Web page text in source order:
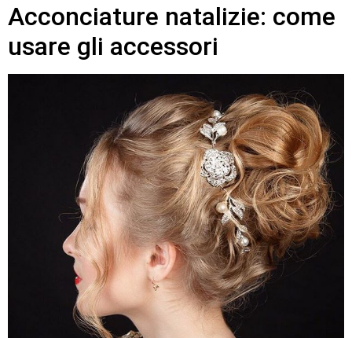
Acconciature natalizie: come
usare gli accessori